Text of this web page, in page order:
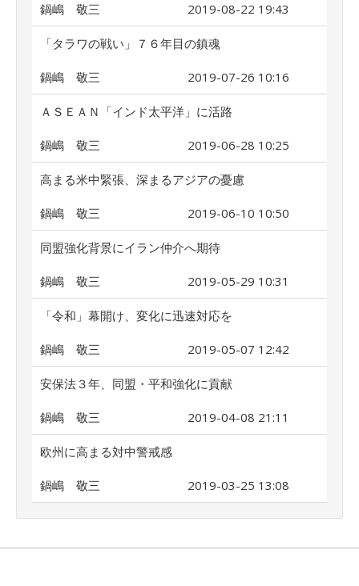
鍋嶋 敬三 2019-08-22 19:43
「タラワの戦い」７６年目の鎮魂
鍋嶋 敬三 2019-07-26 10:16
ＡＳＥＡＮ「インド太平洋」に活路
鍋嶋 敬三 2019-06-28 10:25
高まる米中緊張、深まるアジアの憂慮
鍋嶋 敬三 2019-06-10 10:50
同盟強化背景にイラン仲介へ期待
鍋嶋 敬三 2019-05-29 10:31
「令和」幕開け、変化に迅速対応を
鍋嶋 敬三 2019-05-07 12:42
安保法３年、同盟・平和強化に貢献
鍋嶋 敬三 2019-04-08 21:11
欧州に高まる対中警戒感
鍋嶋 敬三 2019-03-25 13:08